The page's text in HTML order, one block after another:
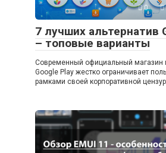
0
7 лучших альтернатив
– топовые варианты
Современный официальный магазин
Google Play жестко ограничивает
рамками своей корпоративной